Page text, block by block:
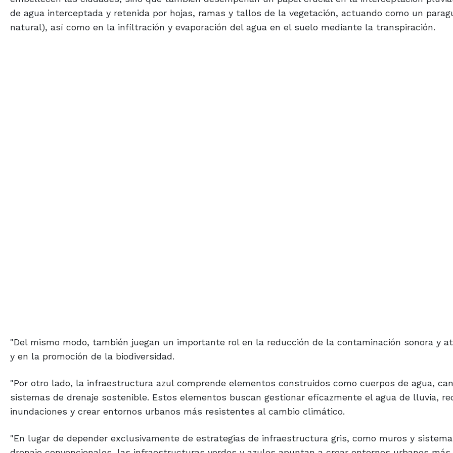
de agua interceptada y retenida por hojas, ramas y tallos de la vegetación, actuando como un
natural), así como en la infiltración y evaporación del agua en el suelo mediante la transpiración.
"Del mismo modo, también juegan un importante rol en la reducción de la contaminación sonora y
y en la promoción de la biodiversidad.
"Por otro lado, la infraestructura azul comprende elementos construidos como cuerpos de agua,
sistemas de drenaje sostenible. Estos elementos buscan gestionar eficazmente el agua de lluvia,
inundaciones y crear entornos urbanos más resistentes al cambio climático.
"En lugar de depender exclusivamente de estrategias de infraestructura gris, como muros y